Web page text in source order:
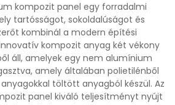
kompozit panel egy forradalmi
tartósságot, sokoldalúságot és
kombinál a modern építési
kompozit anyag két vékony
áll, amelyek egy nem alumínium
amely általában polietilénből
töltött anyagból készül. Az
panel kiváló teljesítményt nyújt